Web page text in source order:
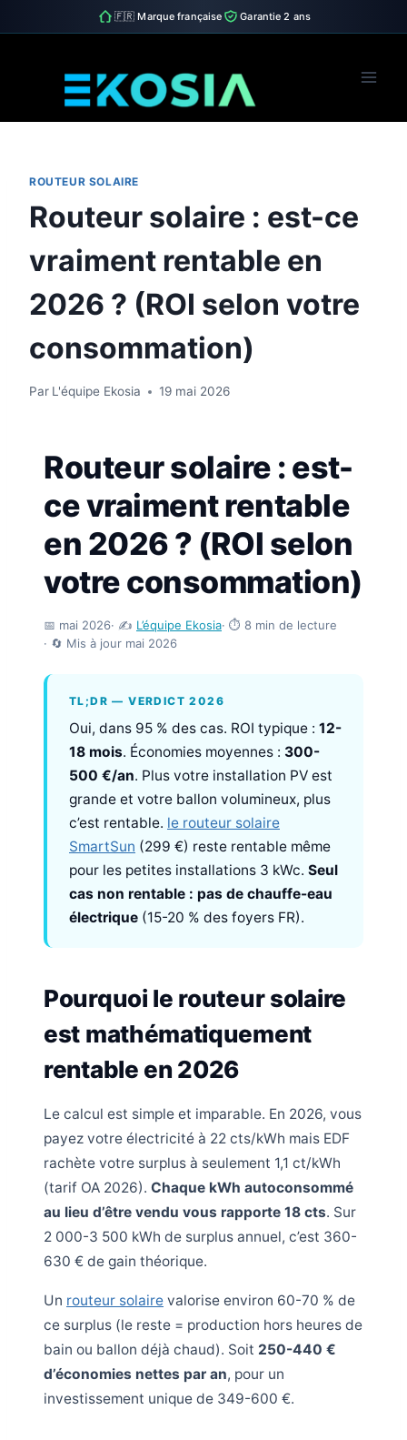
🇫🇷 Marque française Garantie 2 ans
ROUTEUR SOLAIRE
Routeur solaire : est-ce
vraiment rentable en
2026 ? (ROI selon votre
consommation)
Par L'équipe Ekosia 19 mai 2026
Routeur solaire : est-
ce vraiment rentable
en 2026 ? (ROI selon
votre consommation)
📅 mai 2026· ✍️ L’équipe Ekosia· ⏱️ 8 min de lecture
· 🔄 Mis à jour mai 2026
TL;DR — VERDICT 2026
Oui, dans 95 % des cas. ROI typique : 12-
18 mois. Économies moyennes : 300-
500 €/an. Plus votre installation PV est
grande et votre ballon volumineux, plus
c’est rentable. le routeur solaire
SmartSun (299 €) reste rentable même
pour les petites installations 3 kWc. Seul
cas non rentable : pas de chauffe-eau
électrique (15-20 % des foyers FR).
Pourquoi le routeur solaire
est mathématiquement
rentable en 2026
Le calcul est simple et imparable. En 2026, vous
payez votre électricité à 22 cts/kWh mais EDF
rachète votre surplus à seulement 1,1 ct/kWh
(tarif OA 2026). Chaque kWh autoconsommé
au lieu d’être vendu vous rapporte 18 cts. Sur
2 000-3 500 kWh de surplus annuel, c’est 360-
630 € de gain théorique.
Un routeur solaire valorise environ 60-70 % de
ce surplus (le reste = production hors heures de
bain ou ballon déjà chaud). Soit 250-440 €
d’économies nettes par an, pour un
investissement unique de 349-600 €.